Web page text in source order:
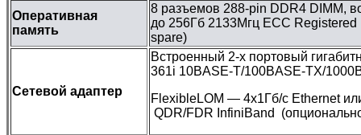
Оперативная
память
8 разъемов 288-pin DDR4 DIMM,
до 256Гб 2133Мгц ECC
spare)
Сетевой адаптер
Встроенный 2-х портовый
361i 10BASE-T/100BASE-TX/
FlexibleLOM — 4х1Гб/с Ethernet
QDR/FDR InfiniBand